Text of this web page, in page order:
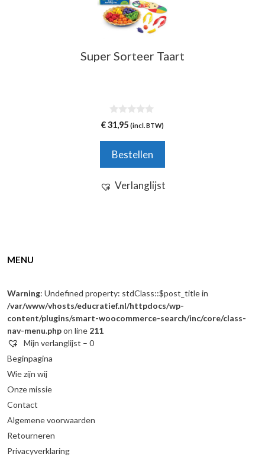
Super Sorteer Taart
0
v
5
€31,95 (incl. BTW)
Bestellen
Verlanglijst
MENU
Warning: Undefined property: stdClass::$post_title in
/var/www/vhosts/educratief.nl/httpdocs/wp-
content/plugins/smart-woocommerce-search/inc/core/class-
nav-menu.phpon line 211
Mijn verlanglijst – 0
Beginpagina
Wie zijn wij
Onze missie
Contact
Algemene voorwaarden
Retourneren
Privacyverklaring